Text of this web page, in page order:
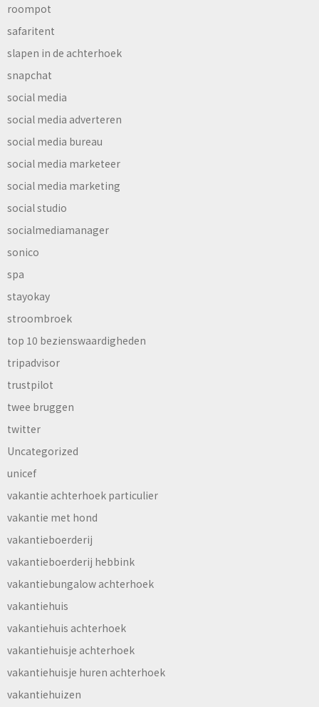
roompot
safaritent
slapen in de achterhoek
snapchat
social media
social media adverteren
social media bureau
social media marketeer
social media marketing
social studio
socialmediamanager
sonico
spa
stayokay
stroombroek
top 10 bezienswaardigheden
tripadvisor
trustpilot
twee bruggen
twitter
Uncategorized
unicef
vakantie achterhoek particulier
vakantie met hond
vakantieboerderij
vakantieboerderij hebbink
vakantiebungalow achterhoek
vakantiehuis
vakantiehuis achterhoek
vakantiehuisje achterhoek
vakantiehuisje huren achterhoek
vakantiehuizen